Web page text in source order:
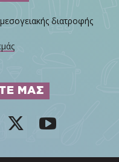
διατροφής
ΜΑΣ